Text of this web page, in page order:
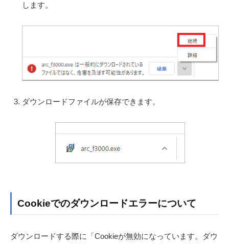
します。
ダウンロードファイルが保存できます。
Cookieでのダウンロードエラーについて
ダウンロードする際に「Cookieが無効になっています。ダウ